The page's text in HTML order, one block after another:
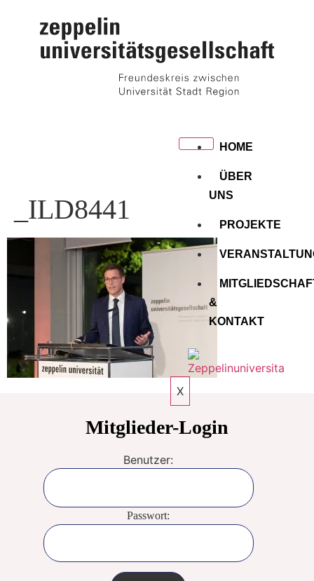
HOME
ÜBER
UNS
PROJEKTE
&
KONTAKT
X
_ILD8441
Mitglieder-Login
Benutzer:
Passwort: